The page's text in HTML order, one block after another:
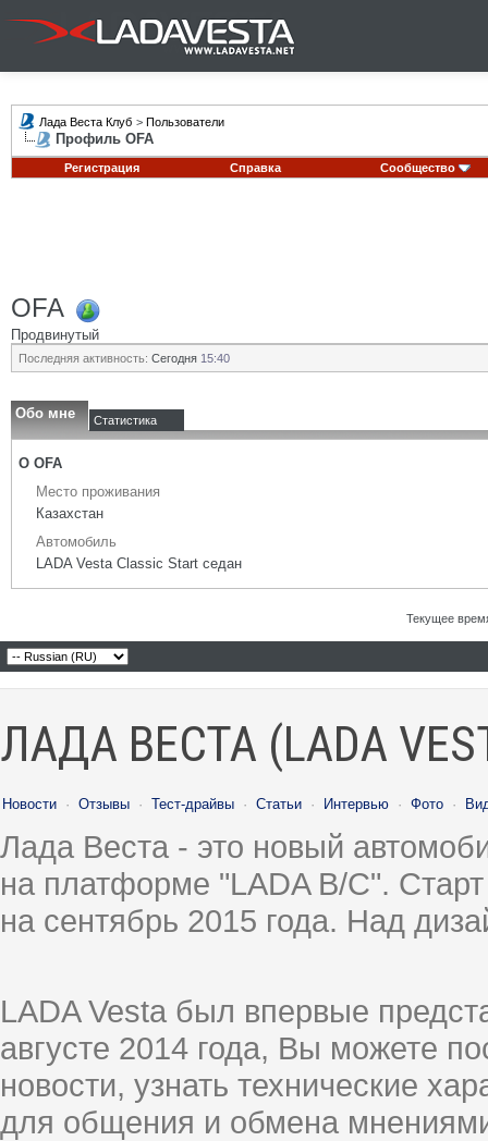
Лада Веста Клуб > Пользователи
Профиль OFA
Регистрация Справка Сообщество
OFA
Продвинутый
Последняя активность: Сегодня 15:40
Обо мне Статистика
О OFA
Место проживания
Казахстан
Автомобиль
LADA Vesta Classic Start седан
Текущее
ЛАДА ВЕСТА (LADA
Новости · Отзывы · Тест-драйвы · Статьи · Интервью · Фото ·
Лада Веста - это новый
на платформе "LADA B/C".
на сентябрь 2015 года. Над
LADA Vesta был впервые
августе 2014 года, Вы можете
новости, узнать технические
для общения и обмена